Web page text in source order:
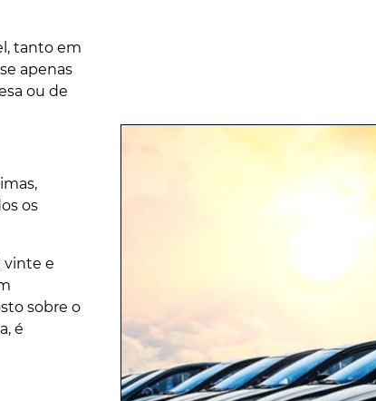
tanto em
apenas
ou de
os
vinte e
sobre o
é